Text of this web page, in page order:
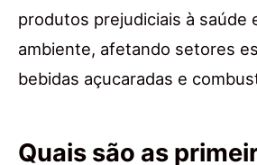
produtos prejudiciais à saúde
ambiente, afetando setores
bebidas açucaradas e
Quais são as